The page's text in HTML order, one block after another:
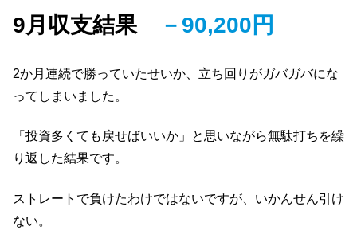
9月収支結果 －90,200円
2か月連続で勝っていたせいか、立ち回りがガバガバにな
ってしまいました。
「投資多くても戻せばいいか」と思いながら無駄打ちを繰
り返した結果です。
ストレートで負けたわけではないですが、いかんせん引け
ない。